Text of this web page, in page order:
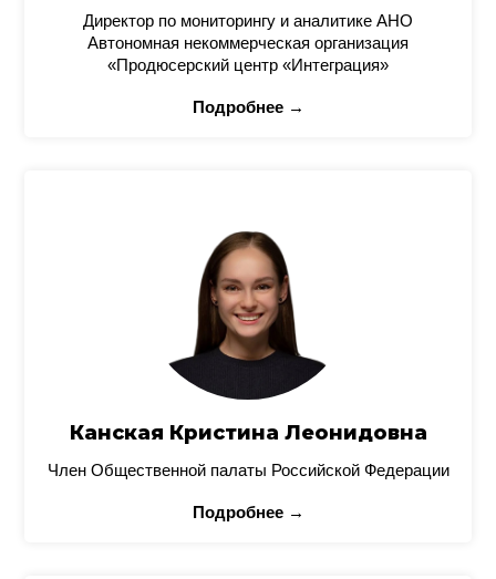
Директор по мониторингу и аналитике АНО
Автономная некоммерческая организация
«Продюсерский центр «Интеграция»
Подробнее →
Канская Кристина Леонидовна
Член Общественной палаты Российской Федерации
Подробнее →